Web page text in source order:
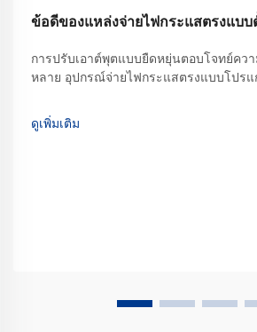
ข้อดีของแหล่งจ่ายไฟกระแสตรงแบบ
การปรับเอาต์พุตแบบยืดหยุ่นตอบโจทย์คว
หลาย อุปกรณ์จ่ายไฟกระแสตรงแบบโปรแ
ต่างจากอุปกรณ์จ่ายไฟแบบเอาต์พุตคงที่ทั่ว
ดันเพียงค่าเดียวหรือช่วงจำกัดเท่านั้น...
ดูเพิ่มเติม